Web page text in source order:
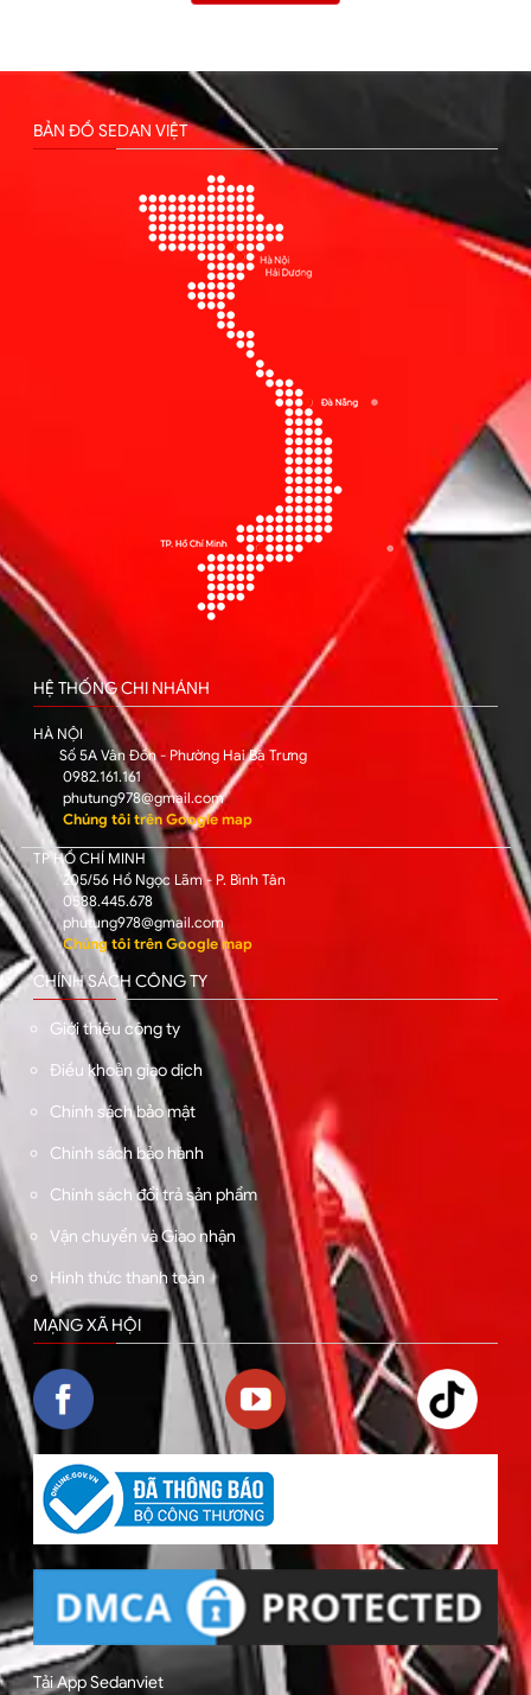
BẢN ĐỒ SEDAN VIỆT
HỆ THỐNG CHI NHÁNH
HÀ NỘI
Số 5A Vân Đồn - Phường Hai Bà Trưng
0982.161.161
phutung978@gmail.com
Chúng tôi trên Google map
TP HỒ CHÍ MINH
205/56 Hồ Ngọc Lãm - P. Bình Tân
0588.445.678
phutung978@gmail.com
Chúng tôi trên Google map
CHÍNH SÁCH CÔNG TY
Giới thiệu công ty
Điều khoản giao dịch
Chính sách bảo mật
Chính sách bảo hành
Chính sách đổi trả sản phẩm
Vận chuyển và Giao nhận
Hình thức thanh toán
MẠNG XÃ HỘI
Tải App Sedanviet